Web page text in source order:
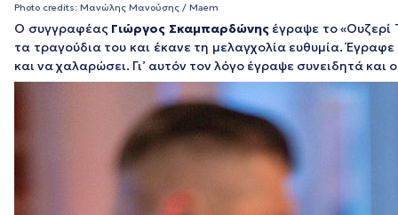
Photo credits: Μανώλης Μανούσης / Maem
Ο συγγραφέας Γιώργος Σκαμπαρδώνηςέγραψε το «Ουζερί
τα τραγούδια του και έκανε τη μελαγχολία ευθυμία.
και να χαλαρώσει. Γι’ αυτόν τον λόγο έγραψε συνειδητά